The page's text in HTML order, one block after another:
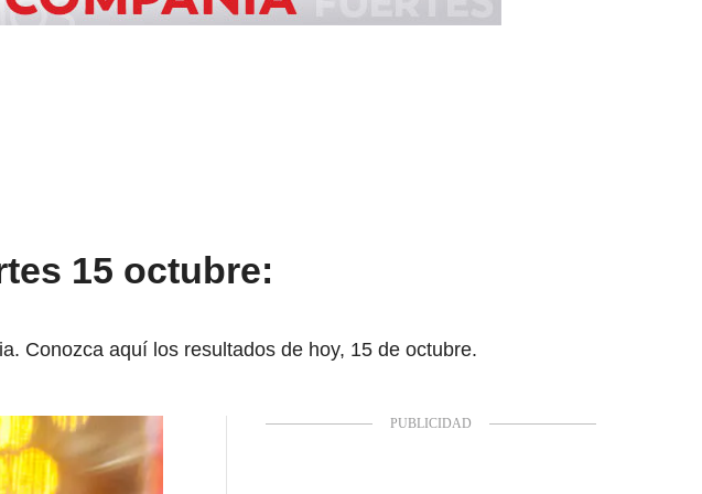
15 octubre:
Conozca aquí los resultados de hoy, 15 de octubre.